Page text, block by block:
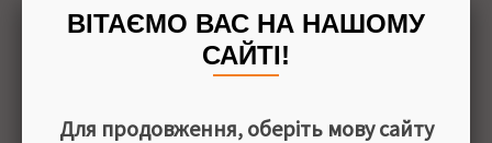
Украина
ВІТАЄМО ВАС НА НАШОМУ
САЙТІ!
Для продовження, оберіть мову сайту